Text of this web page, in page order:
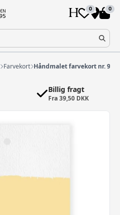
0 0
Farvekort Håndmalet farvekort nr. 90
Billig fragt
Fra 39,50 DKK